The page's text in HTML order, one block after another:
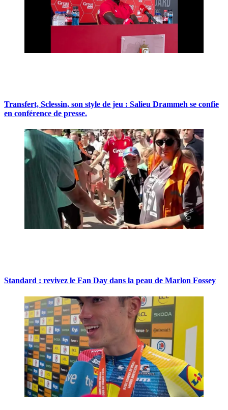
Transfert, Sclessin, son style de jeu : Salieu Drammeh se confie
en conférence de presse.
Standard : revivez le Fan Day dans la peau de Marlon Fossey